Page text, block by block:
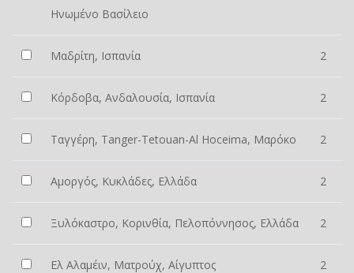
Ηνωμένο Βασίλειο
Μαδρίτη, Ισπανία 2
Κόρδοβα, Ανδαλουσία, Ισπανία 2
Ταγγέρη, Tanger-Tetouan-Al Hoceima, Μαρόκο 2
Αμοργός, Κυκλάδες, Ελλάδα 2
Ξυλόκαστρο, Κορινθία, Πελοπόννησος, Ελλάδα 2
Ελ Αλαμέιν, Ματρούχ, Αίγυπτος 2